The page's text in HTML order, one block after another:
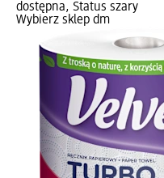
dostępna, Status szary
Wybierz sklep dm